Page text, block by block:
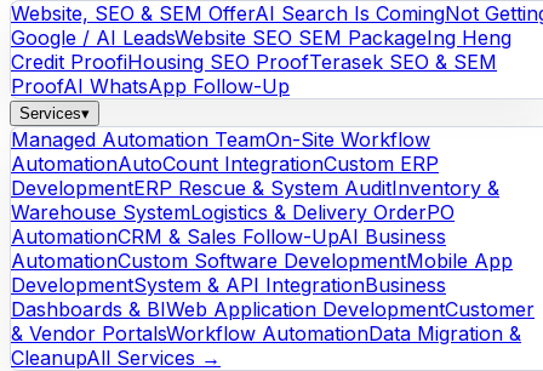
Website, SEO & SEM OfferAI Search Is ComingNot
Google / AI LeadsWebsite SEO SEM PackageIng Heng
Credit ProofiHousing SEO ProofTerasek SEO & SEM
ProofAI WhatsApp Follow-Up
Services▾
Managed Automation TeamOn-Site Workflow
AutomationAutoCount IntegrationCustom ERP
DevelopmentERP Rescue & System AuditInventory &
Warehouse SystemLogistics & Delivery OrderPO
AutomationCRM & Sales Follow-UpAI Business
AutomationCustom Software DevelopmentMobile App
DevelopmentSystem & API IntegrationBusiness
Dashboards & BIWeb Application DevelopmentCustomer
& Vendor PortalsWorkflow AutomationData Migration &
CleanupAll Services →